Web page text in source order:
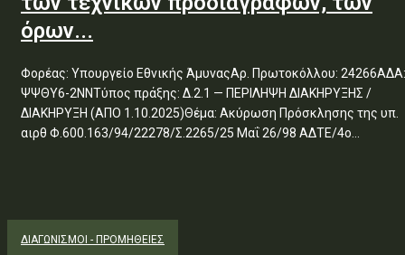
όρων...
Φορέας: Υπουργείο Εθνικής ΆμυναςΑρ. Πρωτοκόλλου: 24266ΑΔΑ:
ΨΨΘΥ6-2ΝΝΤύπος πράξης: Δ.2.1 — ΠΕΡΙΛΗΨΗ ΔΙΑΚΗΡΥΞΗΣ /
ΔΙΑΚΗΡΥΞΗ (ΑΠΟ 1.10.2025)Θέμα: Ακύρωση Πρόσκλησης της υπ.
αιρθ Φ.600.163/94/22278/Σ.2265/25 Μαΐ 26/98 ΑΔΤΕ/4ο...
ΔΙΑΓΩΝΙΣΜΟΊ - ΠΡΟΜΉΘΕΙΕΣ